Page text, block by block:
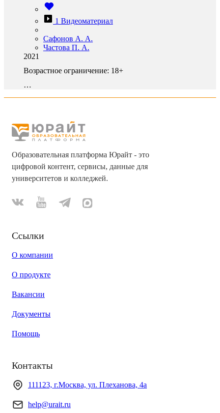
1 Видеоматериал
Сафонов А. А.
Частова П. А.
2021
Возрастное ограничение: 18+
…
Образовательная платформа Юрайт - это
цифровой контент, сервисы, данные для
университетов и колледжей.
Ссылки
О компании
О продукте
Вакансии
Документы
Помощь
Контакты
111123, г.Москва, ул. Плеханова, 4а
help@urait.ru